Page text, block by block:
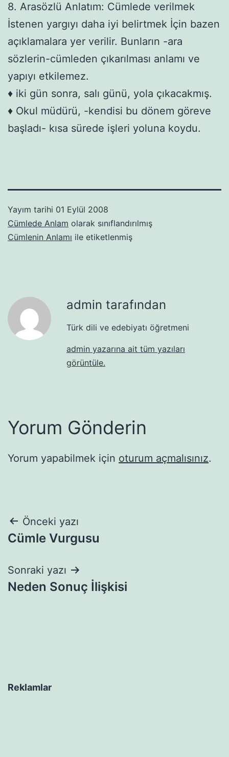
8. Arasözlü Anlatım: Cümlede verilmek
İstenen yargıyı daha iyi belirtmek İçin bazen
açıklamalara yer verilir. Bunların -ara
sözlerin-cümleden çıkarılması anlamı ve
yapıyı etkilemez.
♦ iki gün sonra, salı günü, yola çıkacakmış.
♦ Okul müdürü, -kendisi bu dönem göreve
başladı- kısa sürede işleri yoluna koydu.
Yayım tarihi 01 Eylül 2008
Cümlede Anlam olarak sınıflandırılmış
Cümlenin Anlamı ile etiketlenmiş
admin tarafından
Türk dili ve edebiyatı öğretmeni
admin yazarına ait tüm yazıları
görüntüle.
Yorum Gönderin
Yorum yapabilmek için oturum açmalısınız.
Yazı
gezinmesi
Önceki yazı
Cümle Vurgusu
Sonraki yazı
Neden Sonuç İlişkisi
Reklamlar